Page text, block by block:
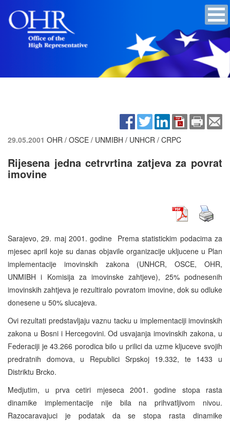
29.05.2001 OHR / OSCE / UNMIBH / UNHCR / CRPC
Rijesena jedna cetrvrtina zatjeva za povrat
imovine
Sarajevo, 29. maj 2001. godine ­ Prema statistickim podacima za
mjesec april koje su danas objavile organizacije ukljucene u Plan
implementacije imovinskih zakona (UNHCR, OSCE, OHR,
UNMIBH i Komisija za imovinske zahtjeve), 25% podnesenih
imovinskih zahtjeva je rezultiralo povratom imovine, dok su odluke
donesene u 50% slucajeva.
Ovi rezultati predstavljaju vaznu tacku u implementaciji imovinskih
zakona u Bosni i Hercegovini. Od usvajanja imovinskih zakona, u
Federaciji je 43.266 porodica bilo u prilici da uzme kljuceve svojih
predratnih domova, u Republici Srpskoj 19.332, te 1433 u
Distriktu Brcko.
Medjutim, u prva cetiri mjeseca 2001. godine stopa rasta
dinamike implementacije nije bila na prihvatljivom nivou.
Razocaravajuci je podatak da se stopa rasta dinamike